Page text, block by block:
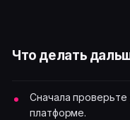
Что делать
Сначала
платформе.